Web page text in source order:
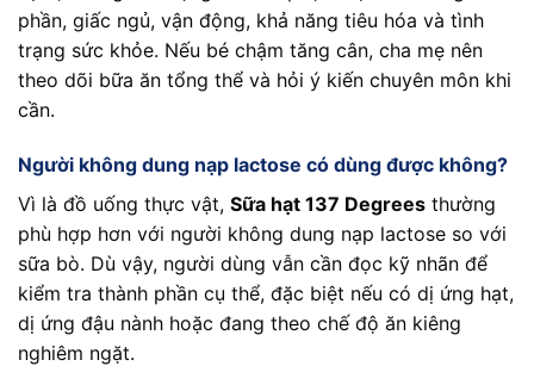
phần, giấc ngủ, vận động, khả năng tiêu hóa và tình
trạng sức khỏe. Nếu bé chậm tăng cân, cha mẹ nên
theo dõi bữa ăn tổng thể và hỏi ý kiến chuyên môn khi
cần.
Người không dung nạp lactose có dùng được không?
Vì là đồ uống thực vật, Sữa hạt 137 Degrees thường
phù hợp hơn với người không dung nạp lactose so với
sữa bò. Dù vậy, người dùng vẫn cần đọc kỹ nhãn để
kiểm tra thành phần cụ thể, đặc biệt nếu có dị ứng hạt,
dị ứng đậu nành hoặc đang theo chế độ ăn kiêng
nghiêm ngặt.